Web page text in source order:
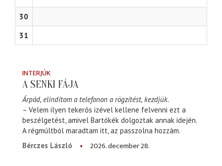
30
31
INTERJÚK
A SENKI FÁJA
Árpád, elindítom a telefonon a rögzítést, kezdjük.
– Velem ilyen tekerős izével kellene felvenni ezt a
beszélgetést, amivel Bartókék dolgoztak annak idején.
A régmúltból maradtam itt, az passzolna hozzám.
Bérczes László
2026. december 28.